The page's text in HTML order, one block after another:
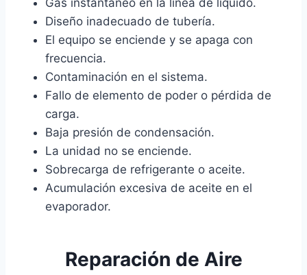
Diseño inadecuado de tubería.
El equipo se enciende y se apaga con
frecuencia.
Contaminación en el sistema.
Fallo de elemento de poder o pérdida de
carga.
Baja presión de condensación.
La unidad no se enciende.
Sobrecarga de refrigerante o aceite.
Acumulación excesiva de aceite en el
evaporador.
Reparación de Aire